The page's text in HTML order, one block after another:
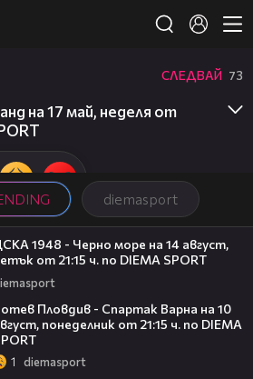
diemasport
СЛЕДВАЙ 73
на 17 май, неделя от
1948 - Черно море на 14 август,
от 21:15 ч. по DIEMA SPORT
Пловдив - Спартак Варна на 10
понеделник от 21:15 ч. по DIEMA
1 diemasport